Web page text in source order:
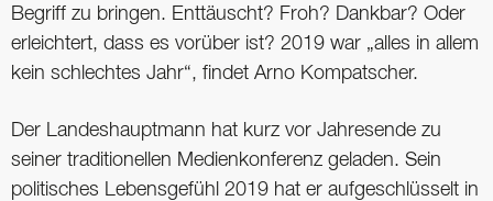
Begriff zu bringen. Enttäuscht? Froh? Dankbar? Oder
erleichtert, dass es vorüber ist? 2019 war „alles in allem
kein schlechtes Jahr“, findet Arno Kompatscher.
Der Landeshauptmann hat kurz vor Jahresende zu
seiner traditionellen Medienkonferenz geladen. Sein
politisches Lebensgefühl 2019 hat er aufgeschlüsselt in